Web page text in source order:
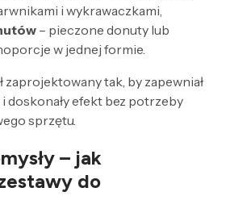
i wykrawaczkami,
– pieczone donuty lub
w jednej formie.
zaprojektowany tak, by zapewniał
doskonały efekt bez potrzeby
sprzętu.
– jak
do